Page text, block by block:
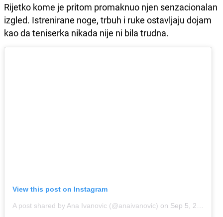
Rijetko kome je pritom promaknuo njen senzacionalan
izgled. Istrenirane noge, trbuh i ruke ostavljaju dojam
kao da teniserka nikada nije ni bila trudna.
View this post on Instagram
A post shared by Ana Ivanovic (@anaivanovic) on Sep 5, 2018 at 5:08am PDT